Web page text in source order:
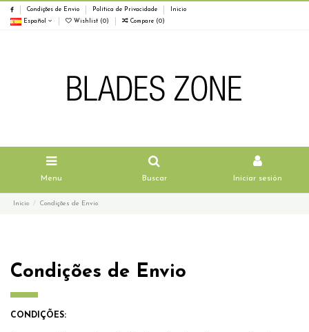
Condições de Envio Política de Privacidade Inicio
Español Wishlist (0) Compare (0)
Menu Buscar Iniciar sesión
Inicio Condições de Envio
Condições de Envio
CONDIÇÕES: